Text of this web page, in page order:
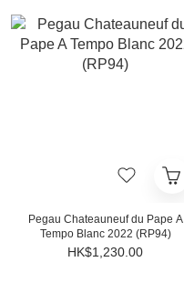
Pegau Chateauneuf du Pape A
Tempo Blanc 2022 (RP94)
HK$1,230.00